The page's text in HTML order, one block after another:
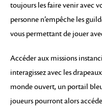
toujours les faire venir avec
personne n’empêche les
vous permettant de jouer
Accéder aux missions
interagissez avec les
monde ouvert, un portail
joueurs pourront alors